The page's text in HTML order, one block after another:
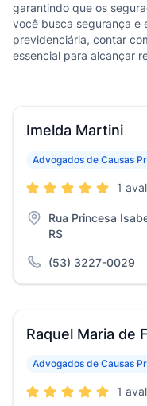
garantindo que os
você busca segurança e
previdenciária, contar
essencial para alcançar
Imelda Martini
Advogados de Causas
1
Rua Princesa
RS
(53) 3227-0029
Raquel Maria de
Advogados de Causas
1